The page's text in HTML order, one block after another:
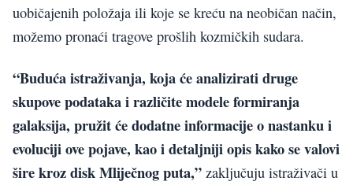
uobičajenih položaja ili koje se kreću na neobičan način,
možemo pronaći tragove prošlih kozmičkih sudara.
“Buduća istraživanja, koja će analizirati druge
skupove podataka i različite modele formiranja
galaksija, pružit će dodatne informacije o nastanku i
evoluciji ove pojave, kao i detaljniji opis kako se valovi
šire kroz disk Mliječnog puta,” zaključuju istraživači u